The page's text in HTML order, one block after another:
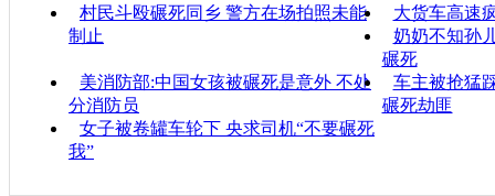
村民斗殴碾死同乡 警方在场拍照未能
制止
大货车高速
奶奶不知孙
碾死
美消防部:中国女孩被碾死是意外 不处
分消防员
车主被抢猛
碾死劫匪
女子被卷罐车轮下 央求司机“不要碾死
我”